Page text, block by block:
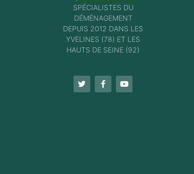
SPÉCIALISTES DU
DÉMÉNAGEMENT
DEPUIS 2012 DANS LES
YVELINES (78) ET LES
HAUTS DE SEINE (92)